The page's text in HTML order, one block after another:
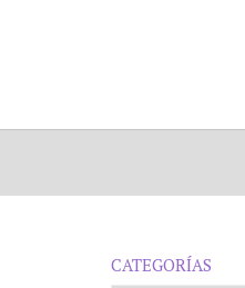
CATEGORÍAS